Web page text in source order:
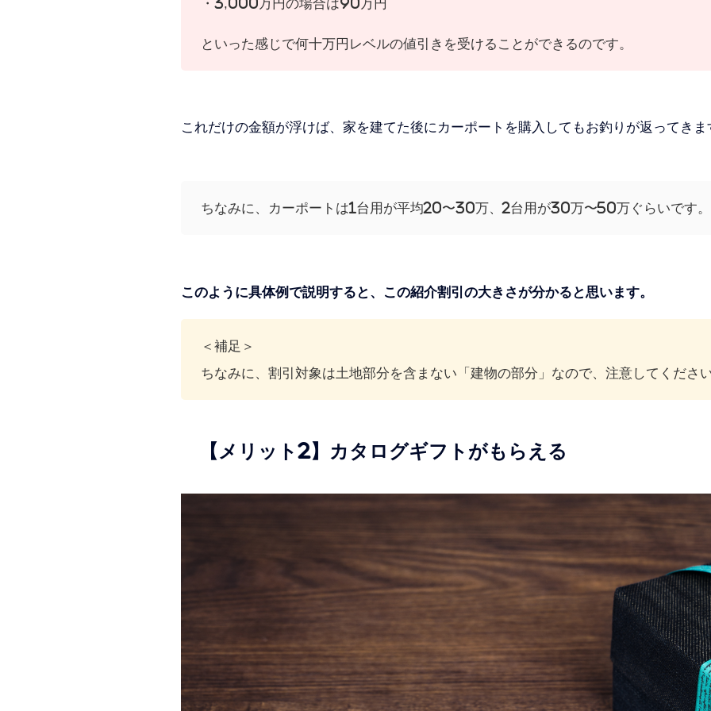
といった感じで何十万円レベルの値引きを受けることができるのです。
これだけの金額が浮けば、家を建てた後にカーポートを購入してもお釣りが返ってきま
ちなみに、カーポートは1台用が平均20〜30万、2台用が30万〜50万ぐらいです。
このように具体例で説明すると、この紹介割引の大きさが分かると思います。
＜補足＞
ちなみに、割引対象は土地部分を含まない「建物の部分」なので、注意してくださ
【メリット2】カタログギフトがもらえる